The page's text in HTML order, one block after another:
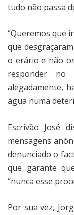
tudo não passa
“Queremos que
que
o erário e não
responder
alegadamente,
água numa
Escrivão José
mensagens
denunciado o
que garante
“nunca esse
Por sua vez,